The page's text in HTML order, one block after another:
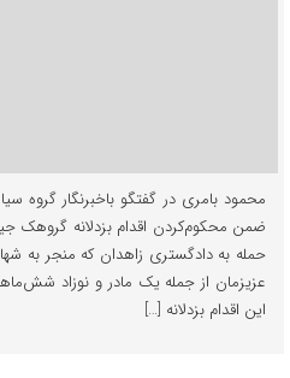
محمود بامری در گفتگو باخبرنگار گروه
ضمن محکوم‌کردن اقدام بزدلانه گروهک
حمله به دادگستری زاهدان که منجر به
عزیزمان از جمله یک مادر و نوزاد
این اقدام بزدلانه […]